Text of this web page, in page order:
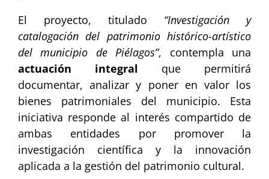
El proyecto, titulado “Investigación y
catalogación del patrimonio histórico-artístico
del municipio de Piélagos”, contempla una
actuación integral que permitirá
documentar, analizar y poner en valor los
bienes patrimoniales del municipio. Esta
iniciativa responde al interés compartido de
ambas entidades por promover la
investigación científica y la innovación
aplicada a la gestión del patrimonio cultural.